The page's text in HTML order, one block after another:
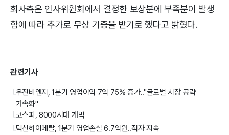
회사측은 인사위원회에서 결정한 보상분에 부족분이 발생
함에 따라 추가로 무상 기증을 받기로 했다고 밝혔다.
관련기사
└우진비앤지, 1분기 영업이익 7억 75% 증가.."글로벌 시장 공략
가속화"
└코스피, 8000시대 개막
└덕산하이메탈, 1분기 영업손실 6.7억원..적자 지속